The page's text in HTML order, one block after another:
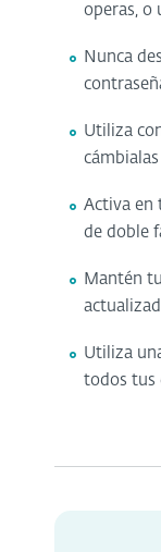
operas, o
Nunca
Utiliza
Activa en
de doble
Mantén
Utiliza
todos tus